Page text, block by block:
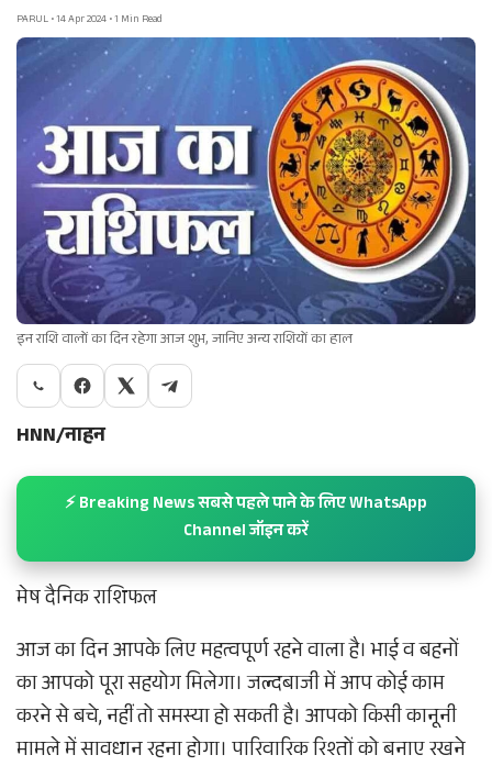
PARUL • 14 Apr 2024 • 1 Min Read
इन राशि वालों का दिन रहेगा आज शुभ, जानिए अन्य राशियों का हाल
HNN/नाहन
⚡ Breaking News सबसे पहले पाने के लिए WhatsApp
Channel जॉइन करें
मेष दैनिक राशिफल
आज का दिन आपके लिए महत्वपूर्ण रहने वाला है। भाई व बहनों
का आपको पूरा सहयोग मिलेगा। जल्दबाजी में आप कोई काम
करने से बचे, नहीं तो समस्या हो सकती है। आपको किसी कानूनी
मामले में सावधान रहना होगा। पारिवारिक रिश्तों को बनाए रखने